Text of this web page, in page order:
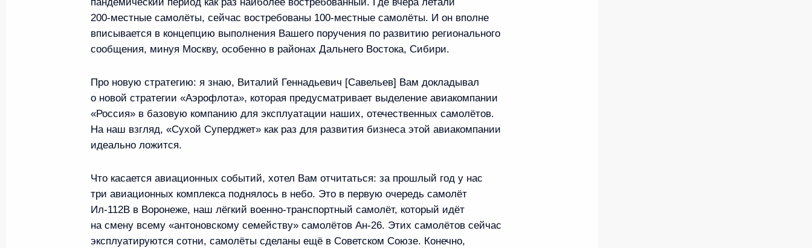
Встреча с главой Объединённой авиастроительной корпорации
Юрием Слюсарем
3 августа 2020 года, 13:10
Поздравление работникам и ветеранам железнодорожного
транспорта
Законодательно установлены особенности регулирования
градостроительных и земельных отношений в целях
200‑местные самолёты, сейчас востребованы 100‑местные самолёты. И он вполне
вписывается в концепцию выполнения Вашего поручения по развитию регионального
сообщения, минуя Москву, особенно в районах Дальнего Востока, Сибири.
Про новую стратегию: я знаю, Виталий Геннадьевич [Савельев] Вам докладывал
о новой стратегии «Аэрофлота», которая предусматривает выделение авиакомпании
«Россия» в базовую компанию для эксплуатации наших, отечественных самолётов.
На наш взгляд, «Сухой Суперджет» как раз для развития бизнеса этой авиакомпании
идеально ложится.
Что касается авиационных событий, хотел Вам отчитаться: за прошлый год у нас
три авиационных комплекса поднялось в небо. Это в первую очередь самолёт
Ил‑112В в Воронеже, наш лёгкий военно‑транспортный самолёт, который идёт
на смену всему «антоновскому семейству» самолётов Ан‑26. Этих самолётов сейчас
эксплуатируются сотни, самолёты сделаны ещё в Советском Союзе. Конечно,